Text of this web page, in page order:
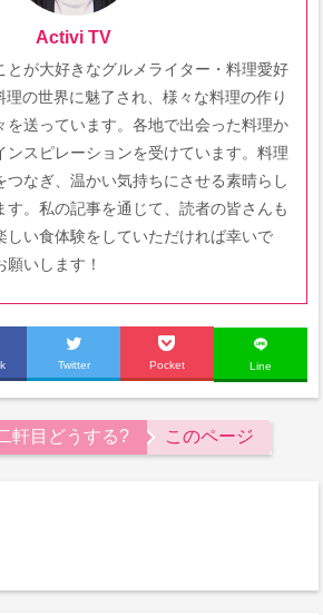
Activi TV
とが大好きなグルメライター・料理愛好
の世界に魅了され、様々な料理の作り
を送っています。各地で出会った料理か
ンスピレーションを受けています。料理
つなぎ、温かい気持ちにさせる素晴らし
す。私の記事を通じて、読者の皆さんも
しい食体験をしていただければ幸いで
いします！
Twitter Pocket Line
軒目どうする? このページ